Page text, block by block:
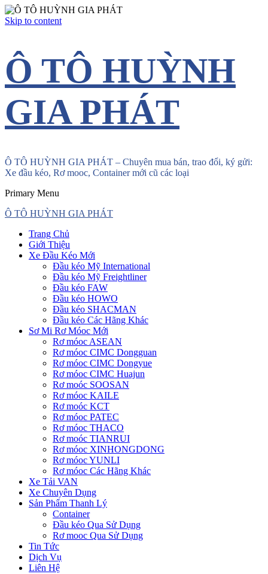
Skip to content
Ô TÔ HUỲNH
GIA PHÁT
Ô TÔ HUỲNH GIA PHÁT – Chuyên mua bán, trao đổi, ký gửi:
Xe đầu kéo, Rơ mooc, Container mới cũ các loại
Primary Menu
Ô TÔ HUỲNH GIA PHÁT
Trang Chủ
Giới Thiệu
Xe Đầu Kéo Mới
Đầu kéo Mỹ International
Đầu kéo Mỹ Freightliner
Đầu kéo FAW
Đầu kéo HOWO
Đầu kéo SHACMAN
Đầu kéo Các Hãng Khác
Sơ Mi Rơ Móoc Mới
Rơ móoc ASEAN
Rơ móoc CIMC Dongguan
Rơ móoc CIMC Dongyue
Rơ móoc CIMC Huajun
Rơ moóc SOOSAN
Rơ móoc KAILE
Rơ moóc KCT
Rơ móoc PATEC
Rơ móoc THACO
Rơ moóc TIANRUI
Rơ móoc XINHONGDONG
Rơ móoc YUNLI
Rơ móoc Các Hãng Khác
Xe Tải VAN
Xe Chuyên Dụng
Sản Phẩm Thanh Lý
Container
Đầu kéo Qua Sử Dụng
Rơ mooc Qua Sử Dụng
Tin Tức
Dịch Vụ
Liên Hệ